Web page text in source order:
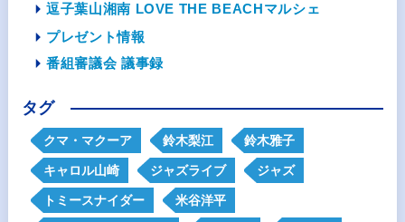
逗子葉山湘南 LOVE THE BEACHマルシェ
プレゼント情報
番組審議会 議事録
タグ
クマ・マクーア 鈴木梨江 鈴木雅子
キャロル山崎 ジャズライブ ジャズ
トミースナイダー 米谷洋平